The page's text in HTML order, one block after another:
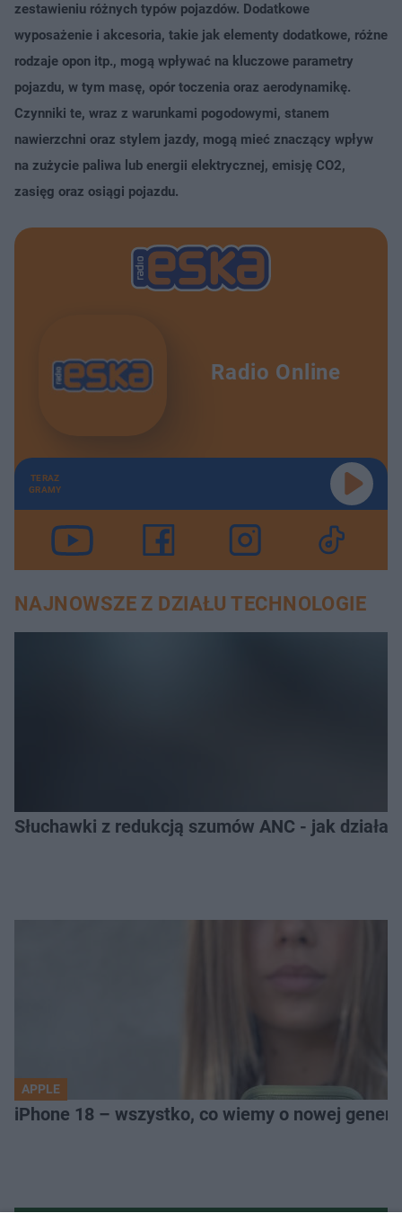
zestawieniu różnych typów pojazdów. Dodatkowe
wyposażenie i akcesoria, takie jak elementy dodatkowe, różne
rodzaje opon itp., mogą wpływać na kluczowe parametry
pojazdu, w tym masę, opór toczenia oraz aerodynamikę.
Czynniki te, wraz z warunkami pogodowymi, stanem
nawierzchni oraz stylem jazdy, mogą mieć znaczący wpływ
na zużycie paliwa lub energii elektrycznej, emisję CO2,
zasięg oraz osiągi pojazdu.
Radio Online
TERAZ
GRAMY
NAJNOWSZE Z DZIAŁU TECHNOLOGIE
Słuchawki z redukcją szumów ANC - jak
APPLE
iPhone 18 – wszystko, co wiemy o nowej